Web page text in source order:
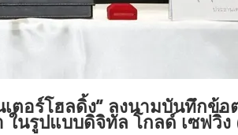
อร์โฮลดิ้ง” ลงนามบันทึกข้อ
รูปแบบดิจิทัล โกลด์ เซฟวิ่